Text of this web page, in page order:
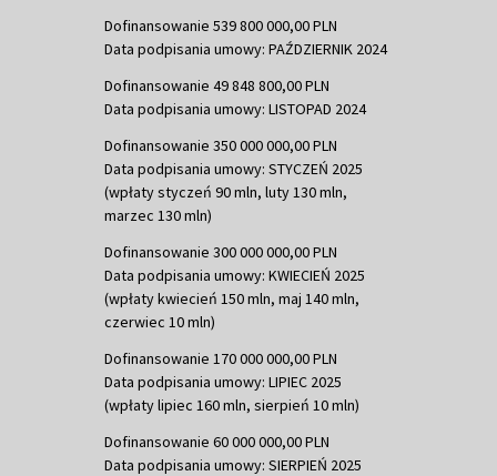
Dofinansowanie 539 800 000,00 PLN
Data podpisania umowy: PAŹDZIERNIK 2024
Dofinansowanie 49 848 800,00 PLN
Data podpisania umowy: LISTOPAD 2024
Dofinansowanie 350 000 000,00 PLN
Data podpisania umowy: STYCZEŃ 2025
(wpłaty styczeń 90 mln, luty 130 mln,
marzec 130 mln)
Dofinansowanie 300 000 000,00 PLN
Data podpisania umowy: KWIECIEŃ 2025
(wpłaty kwiecień 150 mln, maj 140 mln,
czerwiec 10 mln)
Dofinansowanie 170 000 000,00 PLN
Data podpisania umowy: LIPIEC 2025
(wpłaty lipiec 160 mln, sierpień 10 mln)
Dofinansowanie 60 000 000,00 PLN
Data podpisania umowy: SIERPIEŃ 2025